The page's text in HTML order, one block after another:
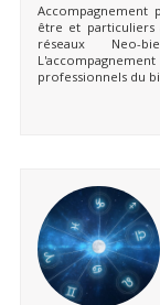
Accompagnement
être et particuliers
réseaux Neo-
professionnels du